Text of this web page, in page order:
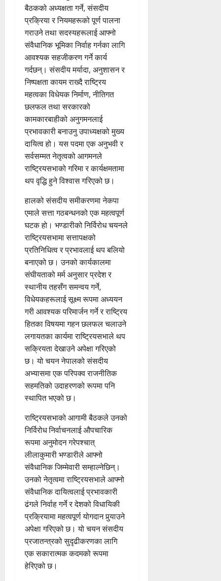
बैठकको अध्यक्षता गर्ने, संसदीय
प्रक्रिया र नियमहरूको पूर्ण पालना
गराउने तथा सदस्यहरूलाई आफ्नो
संवैधानिक भूमिका निर्वाह गर्नका लागि
आवश्यक सहजीकरण गर्ने कार्य
गर्दछन्। संसदीय मर्यादा, अनुशासन र
निष्पक्षता कायम राख्दै राष्ट्रिय
महत्वका विधेयक निर्माण, नीतिगत
छलफल तथा सरकारको
कामकारबाहीको अनुगमनलाई
प्रभावकारी बनाउनु उपाध्यक्षको मुख्य
दायित्व हो। यस पदमा एक अनुभवी र
सर्वसम्मत नेतृत्वको आगमनले
राष्ट्रियसभाको गरिमा र कार्यक्षमतामा
थप वृद्धि हुने विश्वास गरिएको छ।
हालको संसदीय समीकरणमा नेकपा
एमाले सत्ता गठबन्धनको एक महत्वपूर्ण
घटक हो। भण्डारीको निर्विरोध चयनले
राष्ट्रियसभामा सत्तापक्षको
प्रतिनिधित्व र प्रभावलाई थप बलियो
बनाएको छ। उनको कार्यकालमा
संघीयताको मर्म अनुसार प्रदेश र
स्थानीय तहसँग समन्वय गर्ने,
विधेयकहरूलाई सूक्ष्म रूपमा अध्ययन
गरी आवश्यक परिमार्जन गर्ने र राष्ट्रिय
हितका विषयमा गहन छलफल चलाउने
लगायतका कार्यमा राष्ट्रियसभाले थप
सक्रियता देखाउने अपेक्षा गरिएको
छ। यो चयन नेपालको संसदीय
अभ्यासमा एक परिपक्व राजनीतिक
सहमतिको उदाहरणको रूपमा पनि
स्थापित भएको छ।
राष्ट्रियसभाको आगामी बैठकले उनको
निर्विरोध निर्वाचनलाई औपचारिक
रूपमा अनुमोदन गरेपश्चात्
लीलाकुमारी भण्डारीले आफ्नो
संवैधानिक जिम्मेवारी सम्हाल्नेछिन्।
उनको नेतृत्वमा राष्ट्रियसभाले आफ्नो
संवैधानिक दायित्वलाई प्रभावकारी
ढंगले निर्वाह गर्ने र देशको विधायिकी
प्रक्रियामा महत्वपूर्ण योगदान पुर्‍याउने
अपेक्षा गरिएको छ। यो चयन संसदीय
प्रजातन्त्रको सुदृढीकरणका लागि
एक सकारात्मक कदमको रूपमा
हेरिएको छ।